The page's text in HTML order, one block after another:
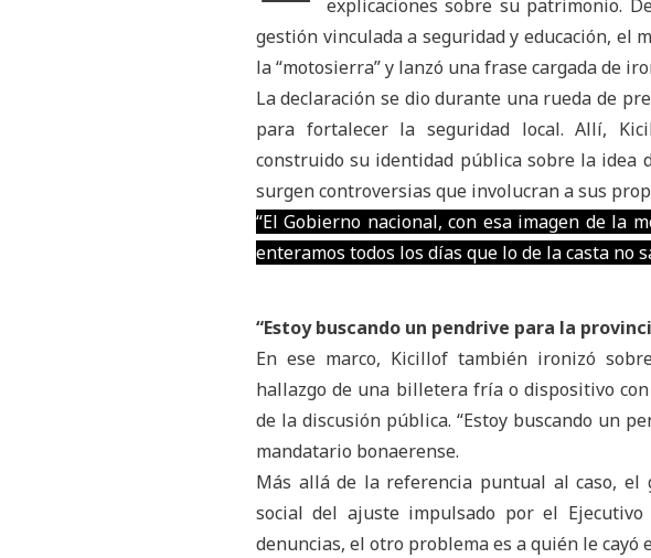
explicaciones sobre su patrimonio.
gestión vinculada a seguridad y educación, el
la “motosierra” y lanzó una frase cargada de
La declaración se dio durante una rueda de
para fortalecer la seguridad local. Allí,
construido su identidad pública sobre la idea
surgen controversias que involucran a sus
“El Gobierno nacional, con esa imagen de la
enteramos todos los días que lo de la casta no
“Estoy buscando un pendrive para la
En ese marco, Kicillof también ironizó
hallazgo de una billetera fría o dispositivo
de la discusión pública. “Estoy buscando un
mandatario bonaerense.
Más allá de la referencia puntual al caso, el
social del ajuste impulsado por el
denuncias, el otro problema es a quién le cayó